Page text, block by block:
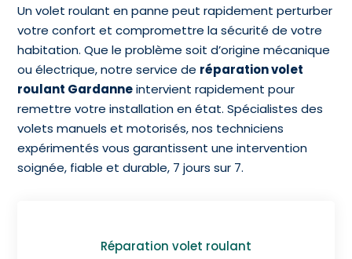
Un volet roulant en panne peut rapidement perturber
votre confort et compromettre la sécurité de votre
habitation. Que le problème soit d’origine mécanique
ou électrique, notre service de réparation volet
roulant Gardanneintervient rapidement pour
remettre votre installation en état. Spécialistes des
volets manuels et motorisés, nos techniciens
expérimentés vous garantissent une intervention
soignée, fiable et durable, 7 jours sur 7.
Réparation volet roulant